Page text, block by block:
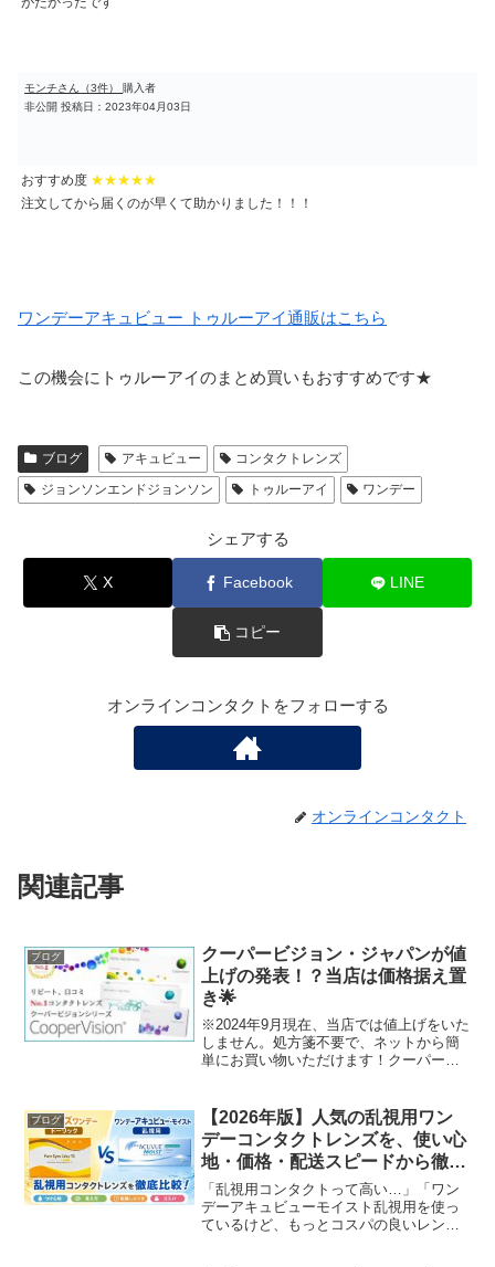
モンチさん（3件） 購入者
非公開 投稿日：2023年04月03日
おすすめ度 ★★★★★
注文してから届くのが早くて助かりました！！！
ワンデーアキュビュー トゥルーアイ通販はこちら
この機会にトゥルーアイのまとめ買いもおすすめです★
ブログ アキュビュー
コンタクトレンズ
ジョンソンエンドジョンソン
トゥルーアイ ワンデー
シェアする
X Facebook LINE
コピー
オンラインコンタクトをフォローする
オンラインコンタクト
関連記事
ブログ
クーパービジョン・ジャパンが値
上げの発表！？当店は価格据え置
き🌟
※2024年9月現在、当店では値上げをいた
しません。処方箋不要で、ネットから簡
単にお買い物いただけます！クーパービ
ラ、マイデイなどが人気のコンタクトレ
ンズメーカー『クー...
ブログ
【2026年版】人気の乱視用ワン
デーコンタクトレンズを、使い心
地・価格・配送スピードから徹底
比較！
「乱視用コンタクトって高い…」「ワン
デーアキュビューモイスト乱視用を使っ
ているけど、もっとコスパの良いレンズ